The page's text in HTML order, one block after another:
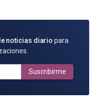
noticias diario para
Suscribirme